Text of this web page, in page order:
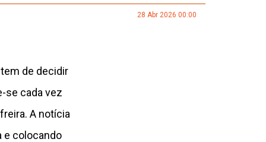
28 Abr 2026 00:00
de decidir
se cada vez
A notícia
e colocando